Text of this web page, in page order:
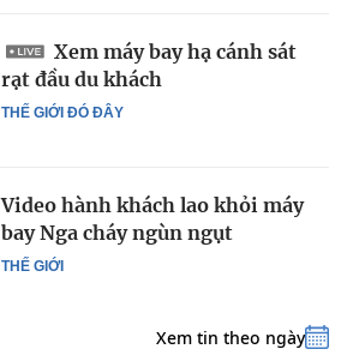
THẾ GIỚI ĐÓ ĐÂY
Xem máy bay hạ cánh sát
rạt đầu du khách
THẾ GIỚI
Video hành khách lao khỏi máy
bay Nga cháy ngùn ngụt
Xem tin theo ngày